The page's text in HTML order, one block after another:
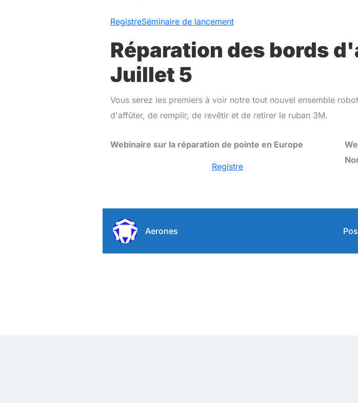
RegistreSéminaire de lancement
Réparation des bords
Juillet 5
Vous serez les premiers à voir notre tout nouvel ensemble
d'affûter, de remplir, de revêtir et de retirer le ruban 3M.
Webinaire sur la réparation de pointe en Europe
Registre
Aerones